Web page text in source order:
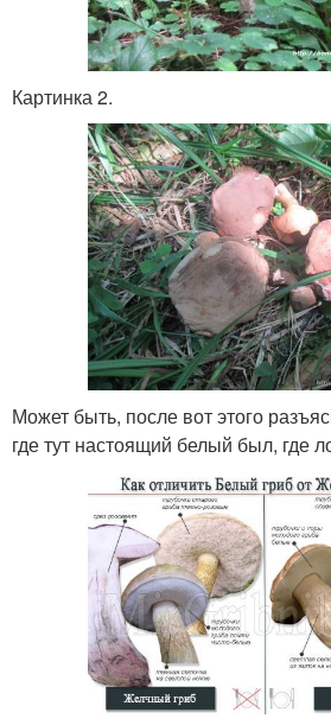
Картинка 2.
Может быть, после вот этого
где тут настоящий белый был, где